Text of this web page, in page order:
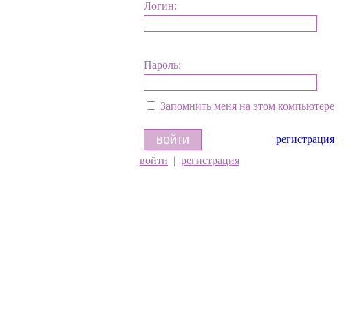
Логин:
Пароль:
Запомнить меня на этом компьютере
регистрация
войти | регистрация